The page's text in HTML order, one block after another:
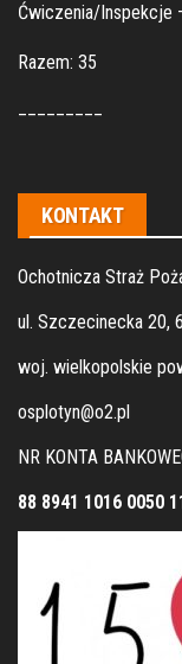
Ćwiczenia/Inspekcje
Razem: 35
KONTAKT
Ochotnicza Straż
ul. Szczecinecka 20,
woj. wielkopolskie
osplotyn@o2.pl
NR KONTA
88 8941 1016 0050